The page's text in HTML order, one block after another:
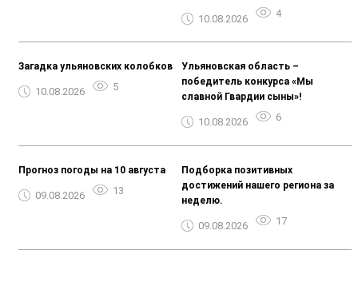
10.08.2026 4
Загадка ульяновских колобков
10.08.2026 5
Ульяновская область –
победитель конкурса «Мы
славной Гвардии сыны»!
10.08.2026 6
Прогноз погоды на 10 августа
09.08.2026 13
Подборка позитивных
достижений нашего региона за
неделю.
09.08.2026 17